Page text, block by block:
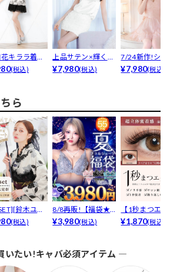
キララ着用]
ップ×ボタ
(税込)
上品サテン×輝くビ
ジュー♪お花レー
¥7,980(税込)
7/24新作!シフ
生地×ビジュー
¥7,980(税込)
ら
鈴木ユリ
(税込)
8/8再販!【福袋★
ブラセット3点
¥3,980(税込)
【1秒まつエ
リュームタイ
¥1,870(税込)
いたい!キャバ必須アイテム ―